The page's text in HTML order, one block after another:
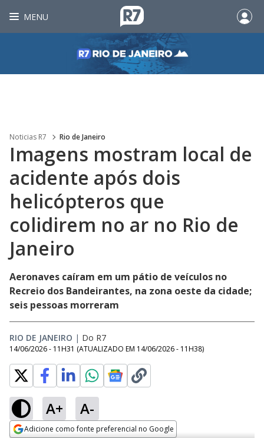
MENU
Noticias R7 Rio de Janeiro
Imagens mostram local de
acidente após dois
helicópteros que
colidirem no ar no Rio de
Janeiro
Aeronaves caíram em um pátio de veículos no
Recreio dos Bandeirantes, na zona oeste da cidade;
seis pessoas morreram
RIO DE JANEIRO | Do R7
14/06/2026 - 11H31 (ATUALIZADO EM 14/06/2026 - 11H38)
A+ A-
Adicione como fonte preferencial no Google